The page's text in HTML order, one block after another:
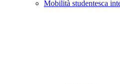
Mobilità studentesca